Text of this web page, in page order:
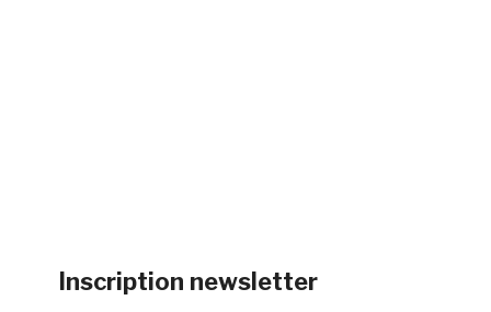
Inscription newsletter